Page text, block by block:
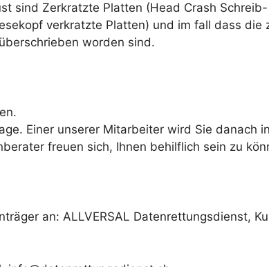
sind Zerkratzte Platten (Head Crash
verkratzte Platten) und im fall dass die
worden sind.
Einer unserer Mitarbeiter wird Sie danach
freuen sich, Ihnen behilflich sein zu
an: ALLVERSAL Datenrettungsdienst,